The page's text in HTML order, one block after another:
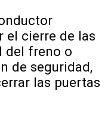
el cierre de las
del freno o
de seguridad,
las puertas